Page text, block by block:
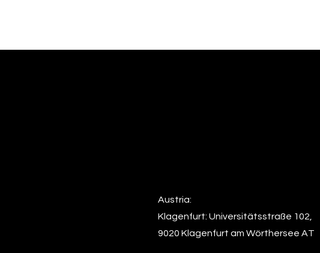
Austria:
Klagenfurt: Universitätsstraße 102,
9020 Klagenfurt am Wörthersee AT